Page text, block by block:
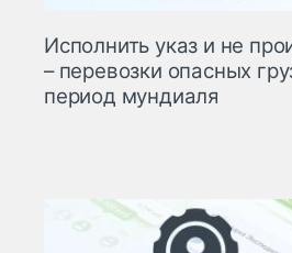
Исполнить указ и не
– перевозки опасных
период мундиаля